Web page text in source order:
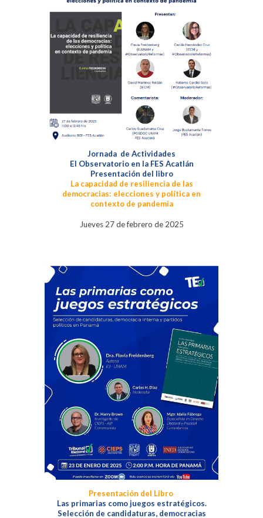
Jornada de Actividades
El Observatorio en la FES Acatlán
Presentación del libro
La capacidad de resiliencia de las
democracias: elecciones y política en
contexto de pandemia
Jueves 27 de febrero de 2025
Presentación del Libro
Las primarias como juegos estratégicos.
Selección de candidaturas, democracias